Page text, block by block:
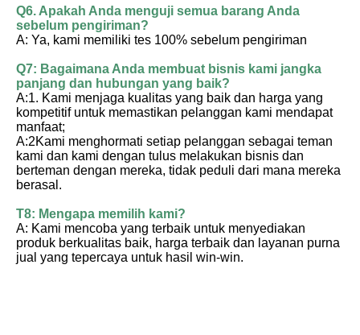
Q6. Apakah Anda menguji semua barang Anda
sebelum pengiriman?
A: Ya, kami memiliki tes 100% sebelum pengiriman
Q7: Bagaimana Anda membuat bisnis kami jangka
panjang dan hubungan yang baik?
A:1. Kami menjaga kualitas yang baik dan harga yang
kompetitif untuk memastikan pelanggan kami mendapat
manfaat;
A:2Kami menghormati setiap pelanggan sebagai teman
kami dan kami dengan tulus melakukan bisnis dan
berteman dengan mereka, tidak peduli dari mana mereka
berasal.
T8: Mengapa memilih kami?
A: Kami mencoba yang terbaik untuk menyediakan
produk berkualitas baik, harga terbaik dan layanan purna
jual yang tepercaya untuk hasil win-win.